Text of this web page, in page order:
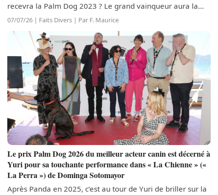
recevra la Palm Dog 2023 ? Le grand vainqueur aura la
chance d’arborer un collier des plus tendances,
spécialement créé par l’entreprise...
07/07/26 | Faits Divers | Par F. Maurice
Le prix Palm Dog 2026 du meilleur acteur canin est décerné à
Yuri pour sa touchante performance dans « La Chienne » («
La Perra ») de Dominga Sotomayor
Après Panda en 2025, c’est au tour de Yuri de briller sur la